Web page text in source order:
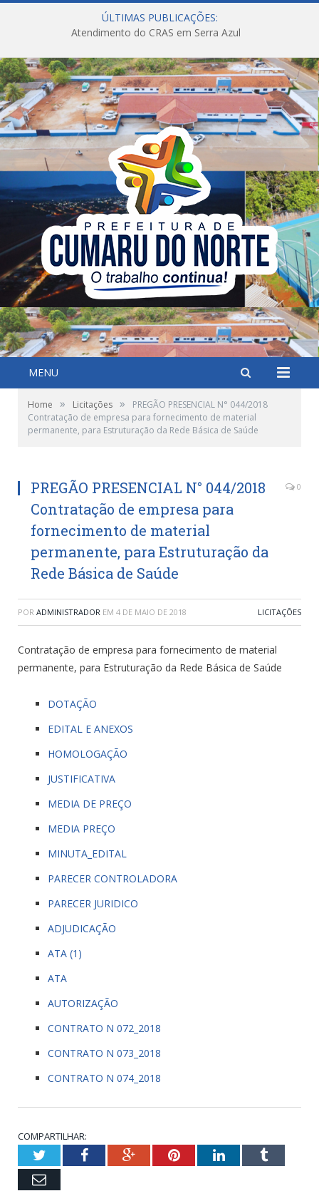
ÚLTIMAS PUBLICAÇÕES:
Atendimento do CRAS em Serra Azul
MENU
Home » Licitações »
PREGÃO PRESENCIAL N° 044/2018
Contratação de empresa para fornecimento de material
permanente, para Estruturação da Rede Básica de Saúde
PREGÃO PRESENCIAL N° 044/2018
Contratação de empresa para
fornecimento de material
permanente, para Estruturação da
Rede Básica de Saúde
0
POR ADMINISTRADOR EM 4 DE MAIO DE 2018 LICITAÇÕES
Contratação de empresa para fornecimento de material
permanente, para Estruturação da Rede Básica de Saúde
DOTAÇÃO
EDITAL E ANEXOS
HOMOLOGAÇÃO
JUSTIFICATIVA
MEDIA DE PREÇO
MEDIA PREÇO
MINUTA_EDITAL
PARECER CONTROLADORA
PARECER JURIDICO
ADJUDICAÇÃO
ATA (1)
ATA
AUTORIZAÇÃO
CONTRATO N 072_2018
CONTRATO N 073_2018
CONTRATO N 074_2018
COMPARTILHAR:
TwitterFacebookGoogle+PinterestLinkedInTumblr
Email